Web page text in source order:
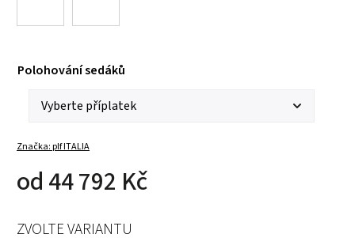
Polohování sedáků
Značka:plf ITALIA
od44 792 Kč
ZVOLTE VARIANTU